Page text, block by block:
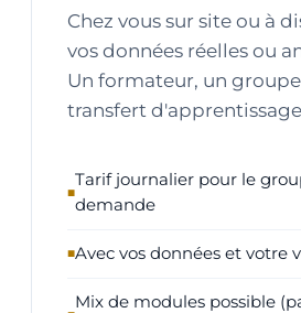
Chez vous sur site ou à
vos données réelles ou
Un formateur, un
transfert
Tarif journalier pour le
demande
Avec vos données et votre
Mix de modules possible